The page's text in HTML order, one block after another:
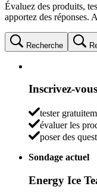
Évaluez des produits,
apportez des réponses.
Recherche
Inscrivez-
tester
évaluer les
poser des
Sondage actuel
Energy Ice